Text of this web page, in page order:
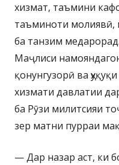
хизмат, таъмини
таъминоти молиявӣ,
ба танзим
Маҷлиси
қонунгузорӣ ва
хизмати давлатии
ба Рӯзи милитсияи
зер матни пурраи
— Дар назар аст, ки